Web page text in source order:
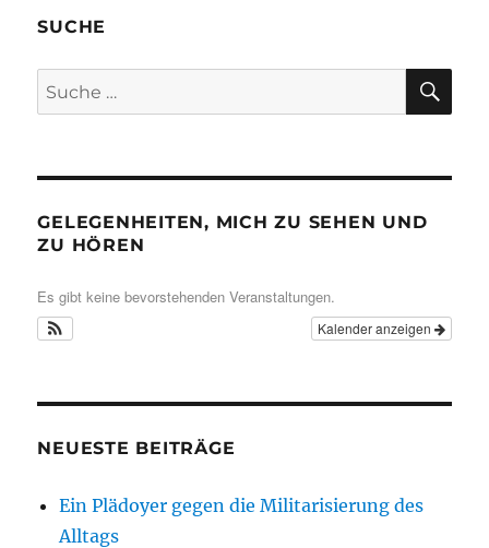
SUCHE
Suche
nach:
GELEGENHEITEN, MICH ZU SEHEN UND
ZU HÖREN
Es gibt keine bevorstehenden Veranstaltungen.
Kalender anzeigen
NEUESTE BEITRÄGE
Ein Plädoyer gegen die Militarisierung des
Alltags